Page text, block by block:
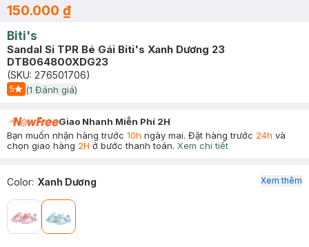
150.000 ₫
Biti's
Sandal Si TPR Bé Gái Biti's Xanh Dương 23
DTB064800XDG23
(SKU: 276501706)
5
Start Icon
(1 Đánh giá)
Giao Nhanh Miễn Phí 2H
Bạn muốn nhận hàng trước 10h ngày mai. Đặt hàng trước 24h và
chọn giao hàng 2H ở bước thanh toán. Xem chi tiết
Color: Xanh Dương Xem thêm